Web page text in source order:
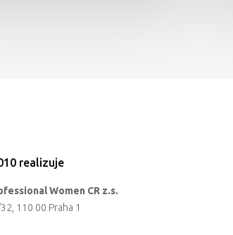
realizuje
Women CR z.s.
110 00 Praha 1